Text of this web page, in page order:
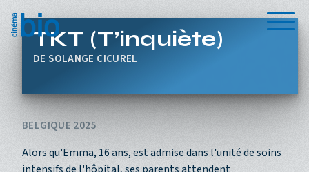
Menu
TKT (T’inquiète)
SOLANGE CICUREL
BELGIQUE 2025
Alors qu'Emma, 16 ans, est admise dans l'unité de soins